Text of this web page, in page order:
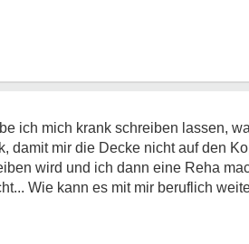
ich mich krank schreiben lassen,
damit mir die Decke nicht auf den
wird und ich dann eine Reha
Wie kann es mit mir beruflich